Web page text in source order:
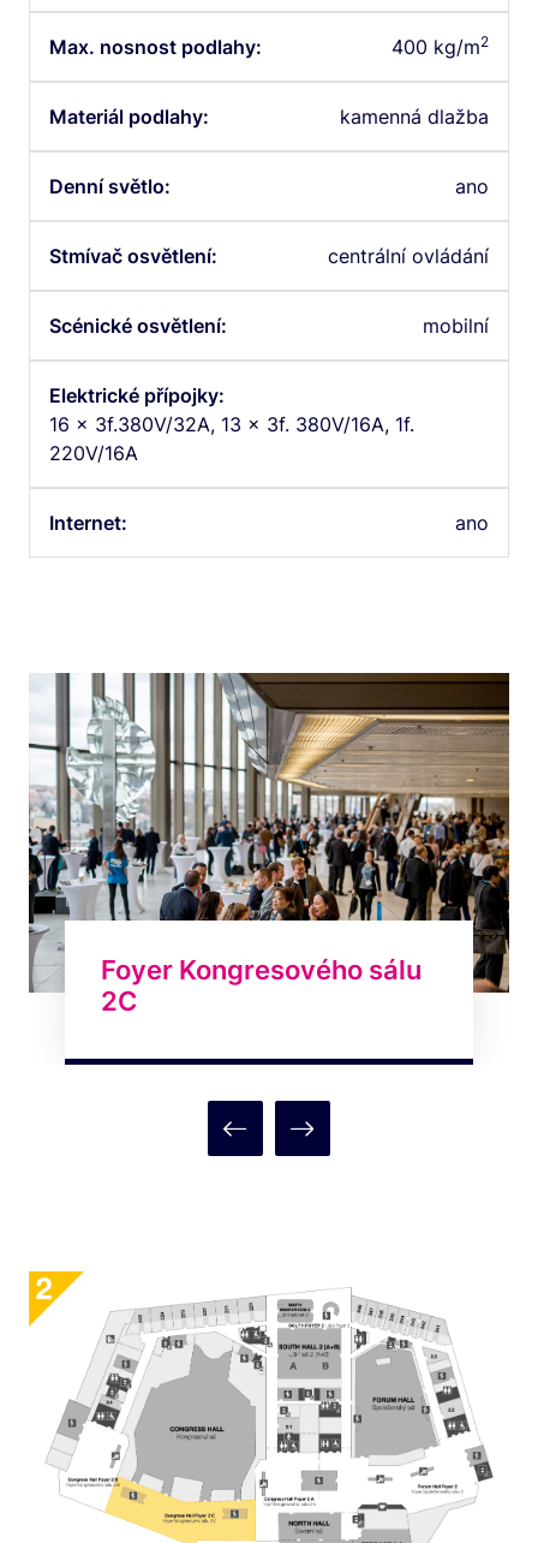
Max. nosnost podlahy: 400 kg/m2
Materiál podlahy: kamenná dlažba
Denní světlo: ano
Stmívač osvětlení: centrální ovládání
Scénické osvětlení: mobilní
Elektrické přípojky:
16 x 3f.380V/32A, 13 x 3f. 380V/16A, 1f.
220V/16A
Internet: ano
Foyer Kongresového sálu
2C